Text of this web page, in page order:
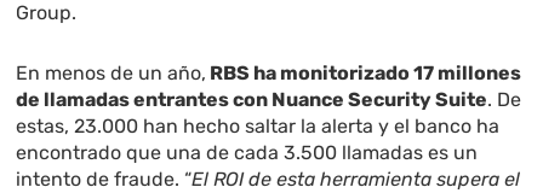
Group.
En menos de un año, RBS ha monitorizado 17 millones
de llamadas entrantes con Nuance Security Suite. De
estas, 23.000 han hecho saltar la alerta y el banco ha
encontrado que una de cada 3.500 llamadas es un
intento de fraude. “El ROI de esta herramienta supera el